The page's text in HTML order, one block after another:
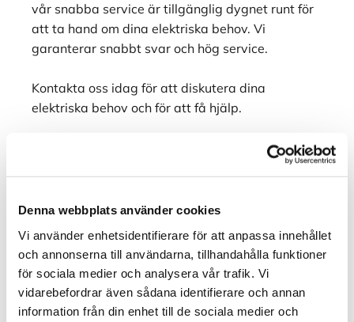
Denna webbplats använder cookies
Vi använder enhetsidentifierare för att anpassa innehållet
och annonserna till användarna, tillhandahålla funktioner
för sociala medier och analysera vår trafik. Vi
vidarebefordrar även sådana identifierare och annan
information från din enhet till de sociala medier och
vår snabba service är tillgänglig dygnet runt för
att ta hand om dina elektriska behov. Vi
garanterar snabbt svar och hög service.
Kontakta oss idag för att diskutera dina
elektriska behov och för att få hjälp.
Ekvändan 12
Telefon:+46767880801
E-postinfo@aabelectro.se
Skicka ett e-postmeddelande till oss